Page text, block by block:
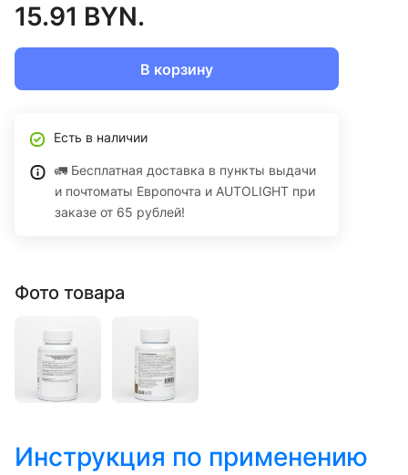
15.91 BYN.
В корзину
Есть в наличии
🚛 Бесплатная доставка в пункты выдачи
и почтоматы Европочта и AUTOLIGHT при
заказе от 65 рублей!
Фото товара
Инструкция по применению